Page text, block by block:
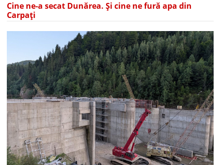
Cine ne-a secat Dunărea. Și cine ne fură apa din
Carpați